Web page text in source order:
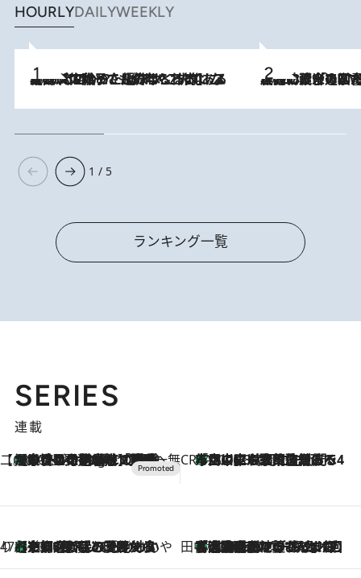
HOURLYDAILYWEEKLY
2026.8.5
【阿川佐和子さんの年とる力】なぜ70代で始めた趣味は“こんなに楽しい”のか？ ピアノ、俳句…スランプに陥っても続けられる“ある秘訣”とは 2026.8.3
慶應幼稚舎の図書室からテレビの世界に飛び込んだ阿川佐和子（72）
1 / 5
ランキング一覧
SERIES
連載
【CREA×星野リゾート】唯一無二。癒しと発見が待つ場所へ
10 Hours Ago
【トンボの足水浴】ヒノキの香りに包まれて涼感マックス！約13℃の湧水かけ流しを避暑地「星野温泉 トンボの湯」で体験 CREA'S CHOICE
2026.8.7
「立川にも歌舞伎があるんだよ」 片岡仁左衛門・市川中車ら豪華座組みで4年目の立川立飛歌舞伎へ
47都道府県の手みやげ ひんやりスイーツで夏を満喫
2026.8.7
【京都府】この夏絶対食べたい 冷やしておいしいおやつ3選 ひと口目から心を掴む新緑のテリーヌ 田中稲の勝手に再ブーム
2026.8.7
「湘南乃風に憧れて」観客大盛上がりの“タオル回し”に、ラッパー顔負けの高速歌唱まで…さだまさし（74）のアグレッシブすぎる現在地